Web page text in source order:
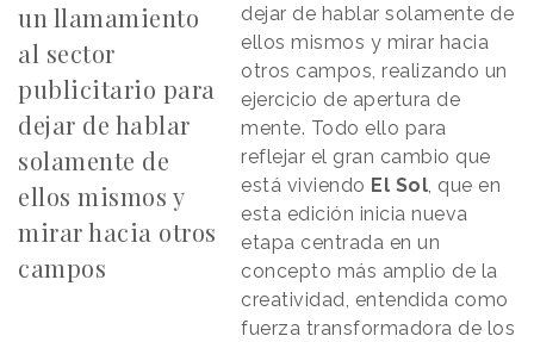
un llamamiento
al sector
publicitario para
dejar de hablar
solamente de
ellos mismos y
mirar hacia otros
campos
dejar de hablar solamente de
ellos mismos y mirar hacia
otros campos, realizando un
ejercicio de apertura de
mente. Todo ello para
reflejar el gran cambio que
está viviendo El Sol, que en
esta edición inicia nueva
etapa centrada en un
concepto más amplio de la
creatividad, entendida como
fuerza transformadora de los